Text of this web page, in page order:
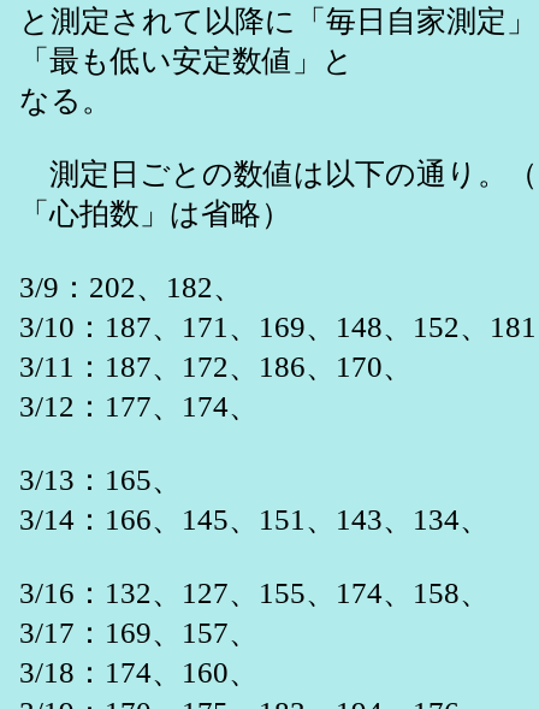
と測定されて以降に「毎日自家測定
「最も低い安定数値」と
なる。
測定日ごとの数値は以下の通り。
「心拍数」は省略）
3/9：202、182、
3/10：187、171、169、148、152、
3/11：187、172、186、170、
3/12：177、174、
3/13：165、
3/14：166、145、151、143、134、
3/16：132、127、155、174、158、
3/17：169、157、
3/18：174、160、